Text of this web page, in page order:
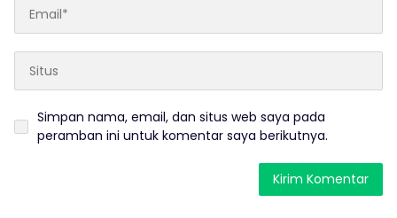
Simpan nama, email, dan situs web saya pada
peramban ini untuk komentar saya berikutnya.